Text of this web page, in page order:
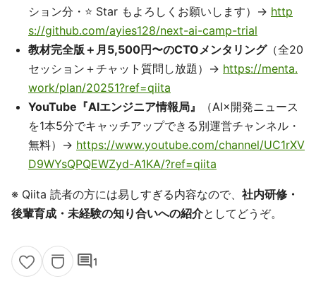
ション分・⭐ Star もよろしくお願いします）→ http
s://github.com/ayies128/next-ai-camp-trial
教材完全版＋月5,500円〜のCTOメンタリング（全20
セッション＋チャット質問し放題）→ https://menta.
work/plan/20251?ref=qiita
YouTube『AIエンジニア情報局』
（AI×開発ニュース
を1本5分でキャッチアップできる別運営チャンネル・
無料）→ https://www.youtube.com/channel/UC1rXV
D9WYsQPQEWZyd-A1KA/?ref=qiita
※ Qiita 読者の方には易しすぎる内容なので、 社内研修・
後輩育成・未経験の知り合いへの紹介としてどうぞ。
comment1